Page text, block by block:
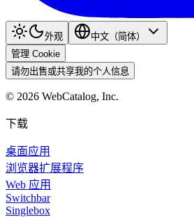
外观
中文（简体）
管理 Cookie
请勿出售或共享我的个人信息
© 2026 WebCatalog, Inc.
下载
桌面应用
浏览器扩展程序
Web 应用
Switchbar
Singlebox